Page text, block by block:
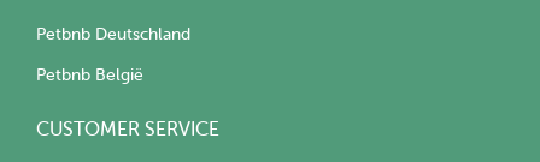
Petbnb Deutschland
Petbnb België
CUSTOMER SERVICE